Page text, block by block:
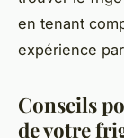
en tenant
expérience
Conseils
de votre